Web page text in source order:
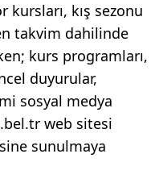
kursları, kış sezonu
takvim dahilinde
kurs programları,
duyurular,
sosyal medya
web sitesi
sunulmaya